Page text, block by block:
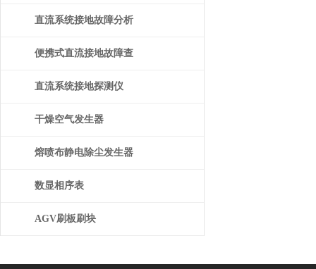
仪
直流系统接地故障分析
仪
便携式直流接地故障查
找仪
直流系统接地探测仪
干燥空气发生器
熔喷布静电除尘发生器
数显相序表
AGV刷板刷块